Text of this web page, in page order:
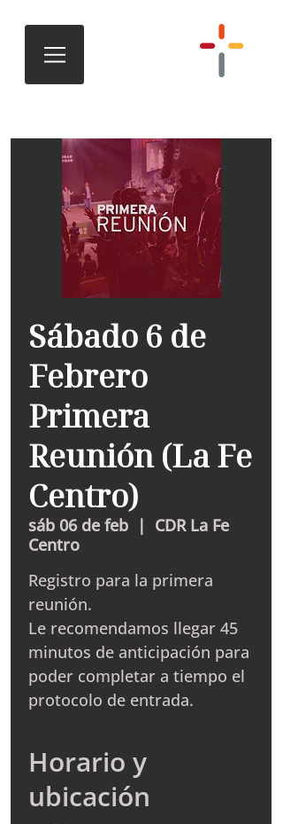
Sábado 6 de
Febrero
Primera
Reunión (La Fe
Centro)
sáb 06 de feb
  |
CDR La Fe
Centro
Registro para la primera
reunión.
Le recomendamos llegar 45
minutos de anticipación para
poder completar a tiempo el
protocolo de entrada.
Horario y
ubicación